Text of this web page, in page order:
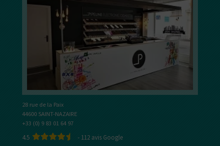
28 rue de la Paix
44600 SAINT-NAZAIRE
+33 (0) 9 83 01 64 97
4.5 - 112 avis Google